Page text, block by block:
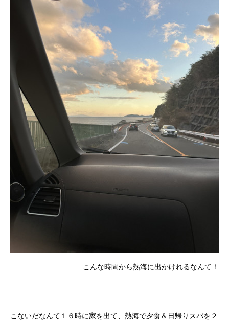
こんな時間から熱海に出かけれるなんて！
こないだなんて１６時に家を出て、熱海で夕食＆日帰りスパを２